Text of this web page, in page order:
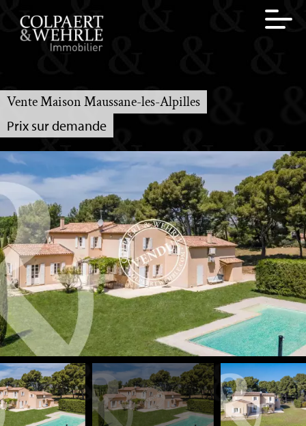
Vente Maison Maussane-les-Alpilles
Prix sur demande